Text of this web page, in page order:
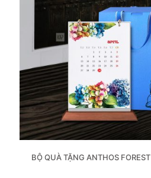
BỘ QUÀ TẶNG ANTHOS FOREST